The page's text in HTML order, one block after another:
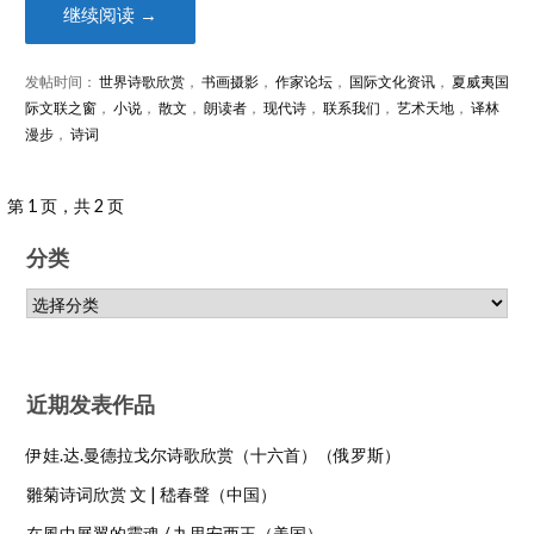
继续阅读 →
发帖时间： 世界诗歌欣赏， 书画摄影， 作家论坛， 国际文化资讯， 夏威夷国
际文联之窗， 小说， 散文 ， 朗读者， 现代诗， 联系我们 ， 艺术天地， 译林
漫步， 诗词
第 1 页，共 2 页
分类
近期发表作品
伊娃.达.曼德拉戈尔诗歌欣赏（十六首）（俄罗斯）
雛菊诗词欣赏 文 | 嵇春聲（中国）